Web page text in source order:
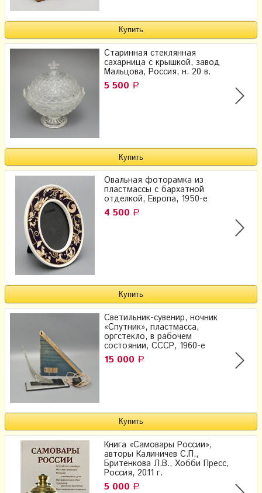
Старинная стеклянная
сахарница с крышкой, завод
Мальцова, Россия, н. 20 в.
5 500 Р
Овальная фоторамка из
пластмассы с бархатной
отделкой, Европа, 1950-е
4 500 Р
Светильник-сувенир, ночник
«Спутник», пластмасса,
оргстекло, в рабочем
состоянии, СССР, 1960-е
15 000 Р
Книга «Самовары России»,
авторы Калиничев С.П.,
Бритенкова Л.В., Хобби Пресс,
Россия, 2011 г.
5 000 Р